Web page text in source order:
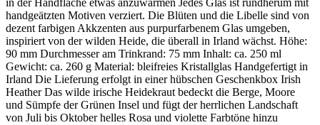
in der Handfläche etwas anzuwärmen Jedes Glas ist rundherum mit
handgeätzten Motiven verziert. Die Blüten und die Libelle sind von
dezent farbigen Akkzenten aus purpurfarbenem Glas umgeben,
inspiriert von der wilden Heide, die überall in Irland wächst. Höhe:
90 mm Durchmesser am Trinkrand: 75 mm Inhalt: ca. 250 ml
Gewicht: ca. 260 g Material: bleifreies Kristallglas Handgefertigt in
Irland Die Lieferung erfolgt in einer hübschen Geschenkbox Irish
Heather Das wilde irische Heidekraut bedeckt die Berge, Moore
und Sümpfe der Grünen Insel und fügt der herrlichen Landschaft
von Juli bis Oktober helles Rosa und violette Farbtöne hinzu